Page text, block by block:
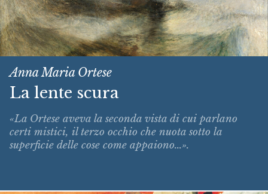
Anna Maria Ortese
La lente scura
«La Ortese aveva la seconda vista di cui parlano
certi mistici, il terzo occhio che nuota sotto la
superficie delle cose come appaiono...».